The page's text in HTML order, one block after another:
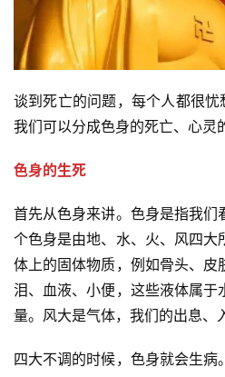
谈到死亡的问题，每个人都很忧
我们可以分成色身的死亡、心灵
色身的生死
首先从色身来讲。色身是指我们
个色身是由地、水、火、风四大
体上的固体物质，例如骨头、皮
泪、血液、小便，这些液体属
量。风大是气体，我们的出息、
四大不调的时候，色身就会生病